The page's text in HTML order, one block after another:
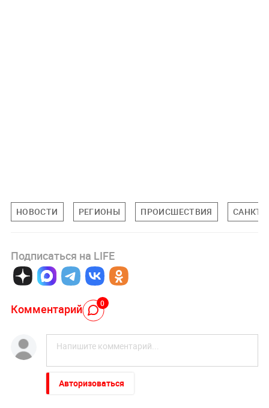
НОВОСТИ РЕГИОНЫ ПРОИСШЕСТВИЯ САНКТ-
Подписаться на LIFE
Комментарий 0
Авторизоваться